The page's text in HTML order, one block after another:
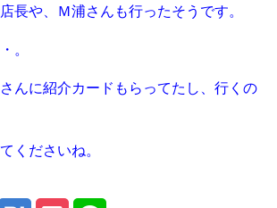
長や、Ｍ浦さんも行ったそうです。
。
んに紹介カードもらってたし、行くの
くださいね。